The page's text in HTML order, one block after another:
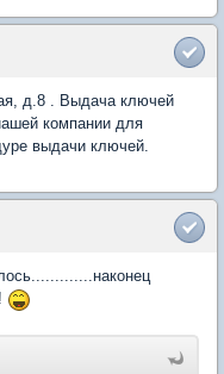
д.8 . Выдача ключей
компании для
выдачи ключей.